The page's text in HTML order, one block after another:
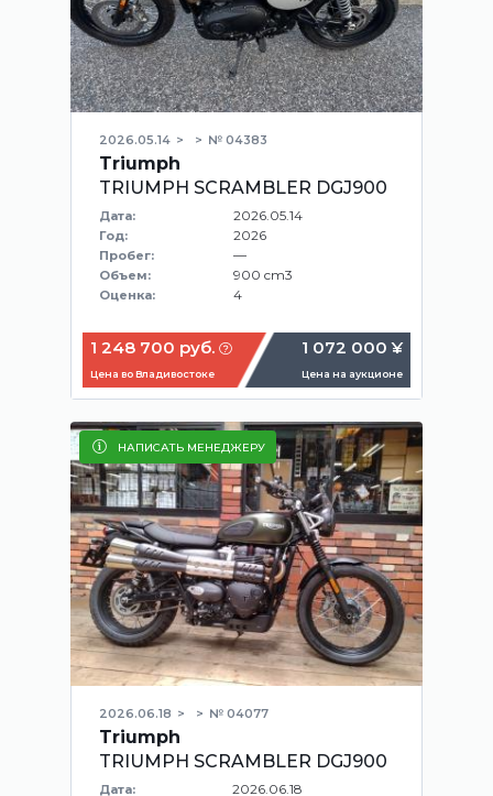
2026.05.14 № 04383
Triumph
TRIUMPH SCRAMBLER DGJ900
Дата: 2026.05.14
Год: 2026
Пробег: —
Объем: 900 cm3
Оценка: 4
1 248 700 руб.
Цена во Владивостоке
1 072 000 ¥
Цена на аукционе
НАПИСАТЬ МЕНЕДЖЕРУ
2026.06.18 № 04077
Triumph
TRIUMPH SCRAMBLER DGJ900
Дата: 2026.06.18